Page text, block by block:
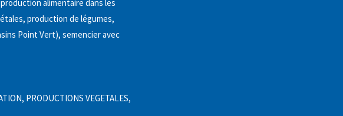
alimentaire dans les
production de légumes,
Point Vert), semencier avec
PRODUCTIONS VEGETALES,